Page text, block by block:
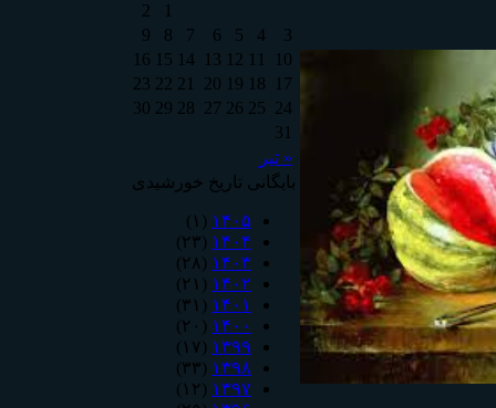
« تیر
1
2
3
4
5
6
7
8
9
10
11
12
13
14
15
16
17
18
19
20
21
22
23
24
25
26
27
28
29
30
31
بایگانی تاریخ خورشیدی
۱۴۰۵ (۱)
۱۴۰۴ (۲۳)
۱۴۰۳ (۲۸)
۱۴۰۲ (۲۱)
۱۴۰۱ (۳۱)
۱۴۰۰ (۲۰)
۱۳۹۹ (۱۷)
۱۳۹۸ (۳۳)
۱۳۹۷ (۱۲)